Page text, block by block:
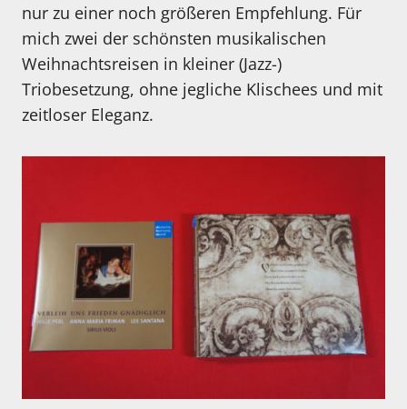
nur zu einer noch größeren Empfehlung. Für
mich zwei der schönsten musikalischen
Weihnachtsreisen in kleiner (Jazz-)
Triobesetzung, ohne jegliche Klischees und mit
zeitloser Eleganz.